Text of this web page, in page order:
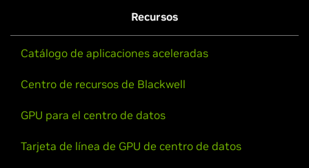
Recursos
Catálogo de aplicaciones aceleradas
Centro de recursos de Blackwell
GPU para el centro de datos
Tarjeta de línea de GPU de centro de datos